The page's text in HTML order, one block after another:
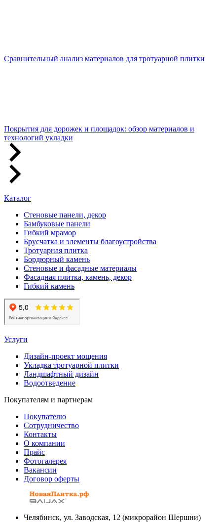
Сравнительный анализ материалов для тротуарной плитки
Покрытия для дорожек и площадок: обзор материалов и
технологий укладки
Каталог
Стеновые панели, декор
Бамбуковые панели
Гибкий мрамор
Брусчатка и элементы благоустройства
Тротуарная плитка
Бордюрный камень
Стеновые и фасадные материалы
Фасадная плитка, камень, декор
Гибкий камень
Услуги
Дизайн-проект мощения
Укладка тротуарной плитки
Ландшафтный дизайн
Водоотведение
Покупателям и партнерам
Покупателю
Сотрудничество
Контакты
О компании
Прайс
Фотогалерея
Вакансии
Договор оферты
Челябинск, ул. Заводская, 12 (микрорайон Шершни)